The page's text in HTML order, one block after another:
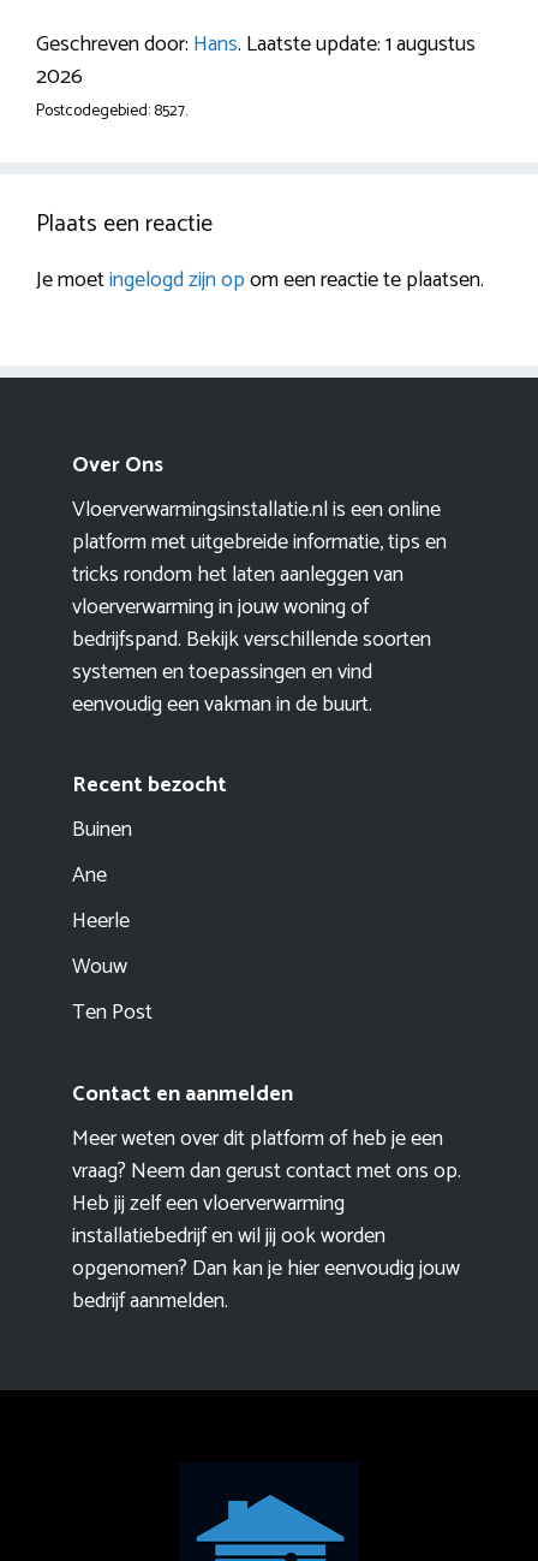
Geschreven door: Hans. Laatste update: 1 augustus
2026
Postcodegebied: 8527.
Plaats een reactie
Je moetingelogd zijn opom een reactie te plaatsen.
Over Ons
Vloerverwarmingsinstallatie.nl is een online
platform met uitgebreide informatie, tips en
tricks rondom het laten aanleggen van
vloerverwarming in jouw woning of
bedrijfspand. Bekijk verschillende soorten
systemen en toepassingen en vind
eenvoudig een vakman in de buurt.
Recent bezocht
Buinen
Ane
Heerle
Wouw
Ten Post
Contact en aanmelden
Meer weten over dit platform of heb je een
vraag? Neem dan gerust contact met ons op.
Heb jij zelf een vloerverwarming
installatiebedrijf en wil jij ook worden
opgenomen? Dan kan je hier eenvoudigjouw
bedrijf aanmelden.